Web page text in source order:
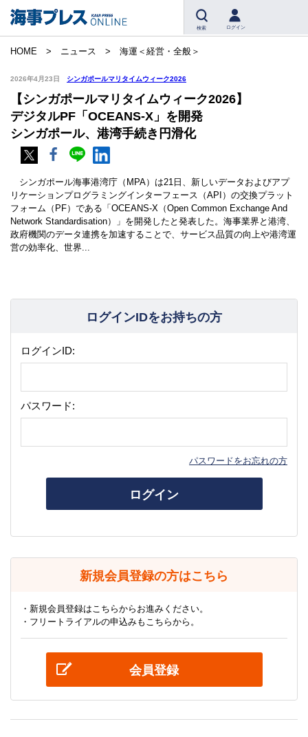
検索 ログイン
HOME ニュース 海運＜経営・全般＞
2026年4月23日 シンガポールマリタイムウィーク2026
【シンガポールマリタイムウィーク2026】
デジタルPF「OCEANS-X」を開発
シンガポール、港湾手続き円滑化
シンガポール海事港湾庁（MPA）は21日、新しいデータおよびアプ
リケーションプログラミングインターフェース（API）の交換プラット
フォーム（PF）である「OCEANS-X（Open Common Exchange And
Network Standardisation）」を開発したと発表した。海事業界と港湾、
政府機関のデータ連携を加速することで、サービス品質の向上や港湾運
営の効率化、世界...
ログインIDをお持ちの方
ログインID:
パスワード:
パスワードをお忘れの方
ログイン
新規会員登録の方はこちら
・新規会員登録はこちらからお進みください。
・フリートライアルの申込みもこちらから。
会員登録